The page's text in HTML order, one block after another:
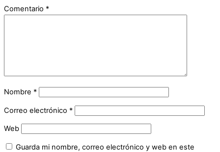
Comentario *
Nombre *
Correo electrónico *
Web
Guarda mi nombre, correo electrónico y web en este